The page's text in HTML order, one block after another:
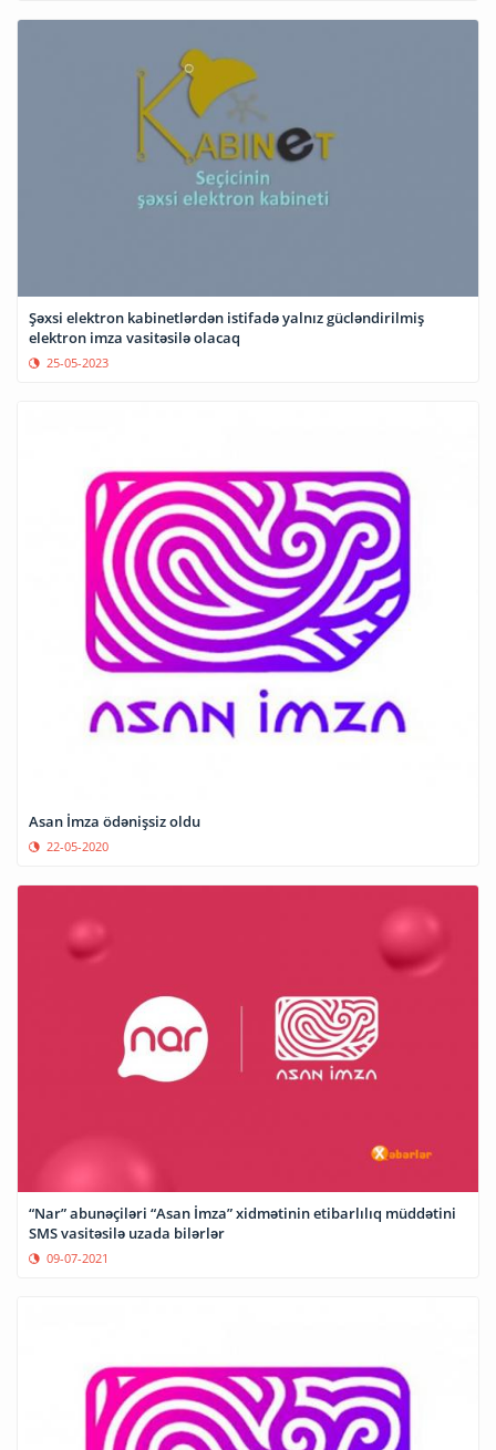
Şəxsi elektron kabinetlərdən istifadə yalnız gücləndirilmiş
elektron imza vasitəsilə olacaq
25-05-2023
Asan İmza ödənişsiz oldu
22-05-2020
“Nar” abunəçiləri “Asan İmza” xidmətinin etibarlılıq müddətini
SMS vasitəsilə uzada bilərlər
09-07-2021